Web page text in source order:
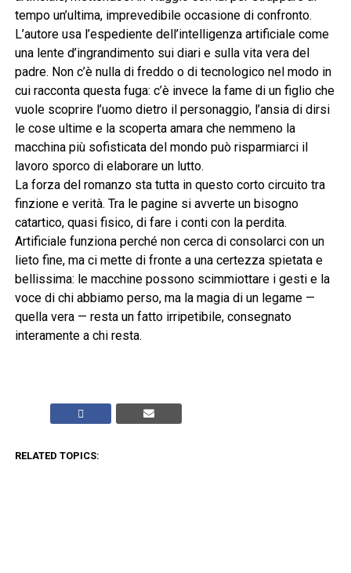
tempo un’ultima, imprevedibile occasione di confronto.
L’autore usa l’espediente dell’intelligenza artificiale come
una lente d’ingrandimento sui diari e sulla vita vera del
padre. Non c’è nulla di freddo o di tecnologico nel modo in
cui racconta questa fuga: c’è invece la fame di un figlio che
vuole scoprire l’uomo dietro il personaggio, l’ansia di dirsi
le cose ultime e la scoperta amara che nemmeno la
macchina più sofisticata del mondo può risparmiarci il
lavoro sporco di elaborare un lutto.
La forza del romanzo sta tutta in questo corto circuito tra
finzione e verità. Tra le pagine si avverte un bisogno
catartico, quasi fisico, di fare i conti con la perdita.
Artificiale funziona perché non cerca di consolarci con un
lieto fine, ma ci mette di fronte a una certezza spietata e
bellissima: le macchine possono scimmiottare i gesti e la
voce di chi abbiamo perso, ma la magia di un legame —
quella vera — resta un fatto irripetibile, consegnato
interamente a chi resta.
RELATED TOPICS: